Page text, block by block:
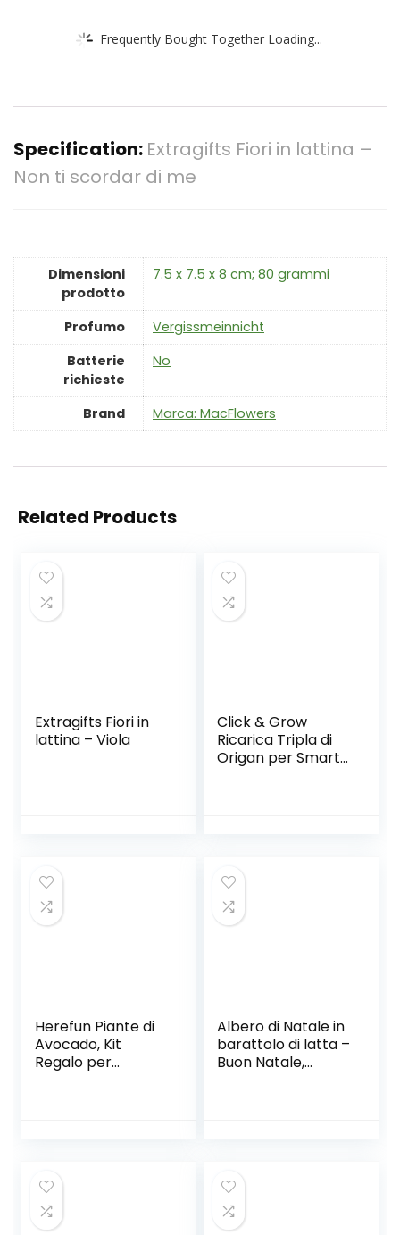
Frequently Bought Together Loading...
Specification: Extragifts Fiori in lattina –
Non ti scordar di me
Dimensioni
prodotto
‎7.5 x 7.5 x 8 cm; 80 grammi
Profumo
‎Vergissmeinnicht
Batterie
richieste
‎No
Brand Marca: MacFlowers
Related Products
Extragifts Fiori in
lattina – Viola
Click & Grow
Ricarica Tripla di
Origan per Smart
Herefun Piante di
Avocado, Kit
Regalo per
Germinazione
Adatto per
Coltivazioni di
Albero di Natale in
barattolo di latta –
Buon Natale,